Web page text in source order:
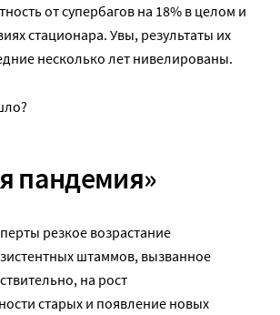
от супербагов на 18% в целом и
стационара. Увы, результаты их
несколько лет нивелированы.
пандемия»
резкое возрастание
штаммов, вызванное
на рост
старых и появление новых